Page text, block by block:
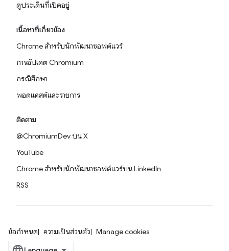
ดูประเด็นที่เปิดอยู่
เนื้อหาที่เกี่ยวข้อง
Chrome สำหรับนักพัฒนาซอฟต์แวร์
การอัปเดต Chromium
กรณีศึกษา
พอดแคสต์และรายการ
ติดตาม
@ChromiumDev บน X
YouTube
Chrome สำหรับนักพัฒนาซอฟต์แวร์บน LinkedIn
RSS
ข้อกำหนด ความเป็นส่วนตัว Manage cookies